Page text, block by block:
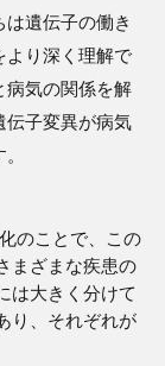
遺伝子の働き
より深く理解で
病気の関係を解
伝子変異が病気
のことで、この
まざまな疾患の
は大きく分けて
り、それぞれが